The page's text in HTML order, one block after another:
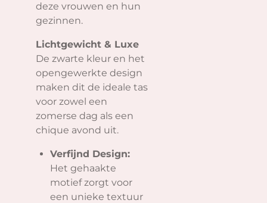
deze vrouwen en hun
gezinnen.
Lichtgewicht & Luxe
De zwarte kleur en het
opengewerkte design
maken dit de ideale tas
voor zowel een
zomerse dag als een
chique avond uit.
Verfijnd Design:
Het gehaakte
motief zorgt voor
een unieke textuur